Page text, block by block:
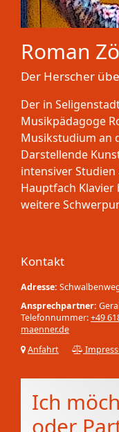
Roman
Der Herscher
Der in
Musikpädagoge
Musikstudium an
Darstellende
intensiver
Hauptfach Klavier
weitere
Kontakt
Adresse:
Ansprechpartner:
Telefonnummer:+49
maenner.de
Anfahrt
Ich
oder